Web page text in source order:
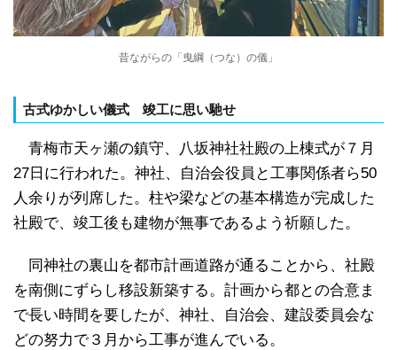
昔ながらの「曳綱（つな）の儀」
古式ゆかしい儀式 竣工に思い馳せ
青梅市天ヶ瀬の鎮守、八坂神社社殿の上棟式が７月
27日に行われた。神社、自治会役員と工事関係者ら50
人余りが列席した。柱や梁などの基本構造が完成した
社殿で、竣工後も建物が無事であるよう祈願した。
同神社の裏山を都市計画道路が通ることから、社殿
を南側にずらし移設新築する。計画から都との合意ま
で長い時間を要したが、神社、自治会、建設委員会な
どの努力で３月から工事が進んでいる。